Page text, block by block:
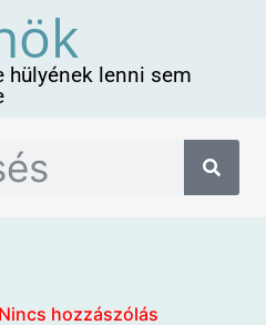
hülyének lenni sem
Nincs hozzászólás